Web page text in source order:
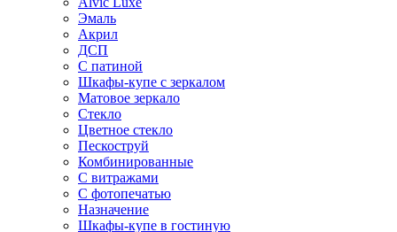
Эмаль
Акрил
ДСП
С патиной
Шкафы-купе с зеркалом
Матовое зеркало
Стекло
Цветное стекло
Пескоструй
Комбинированные
С витражами
С фотопечатью
Назначение
Шкафы-купе в гостиную